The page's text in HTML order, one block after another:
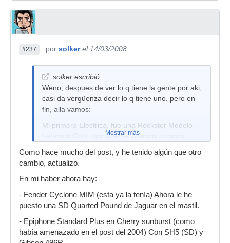
#237 por solker el 14/03/2008
solker escribió:
Weno, despues de ver lo q tiene la gente por aki,
casi da vergüenza decir lo q tiene uno, pero en
fin, alla vamos:
Mi primera Electrica, fue una Rockster Modelo
Lemmon Cool, con una decoracion un poco
un muro, es malisima de necesidad, le monte
una Tone Zone, pero como la circuiteria es una
kk, hace un ruido del copon ... de
pague con mis primeros sueldos, le tengo mucho
La segunda, es una kaman GTX33, suena muy
bien con la pastilla gibson original q le puse,
Mostrar más
Como hace mucho del post, y he tenido algún que otro
cambio, actualizo.
En mi haber ahora hay:
- Fender Cyclone MIM (esta ya la tenía) Ahora le he
puesto una SD Quarted Pound de Jaguar en el mastil.
- Epiphone Standard Plus en Cherry sunburst (como
había amenazado en el post del 2004) Con SH5 (SD) y